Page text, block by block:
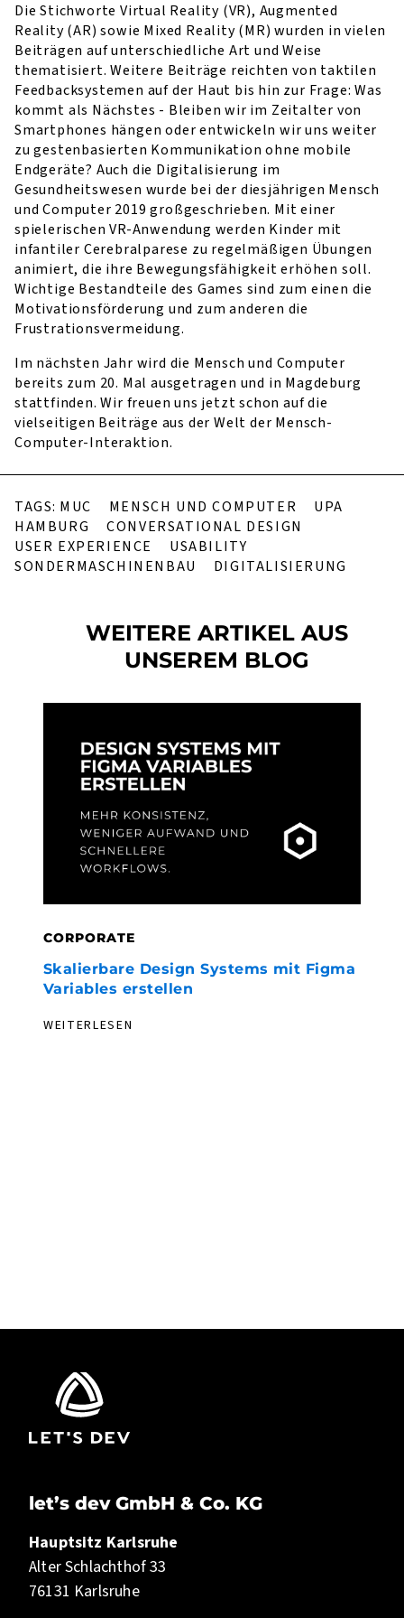
Die Stichworte Virtual Reality (VR), Augmented
Reality (AR) sowie Mixed Reality (MR) wurden in vielen
Beiträgen auf unterschiedliche Art und Weise
thematisiert. Weitere Beiträge reichten von taktilen
Feedbacksystemen auf der Haut bis hin zur Frage: Was
kommt als Nächstes - Bleiben wir im Zeitalter von
Smartphones hängen oder entwickeln wir uns weiter
zu gestenbasierten Kommunikation ohne mobile
Endgeräte? Auch die Digitalisierung im
Gesundheitswesen wurde bei der diesjährigen Mensch
und Computer 2019 großgeschrieben. Mit einer
spielerischen VR-Anwendung werden Kinder mit
infantiler Cerebralparese zu regelmäßigen Übungen
animiert, die ihre Bewegungsfähigkeit erhöhen soll.
Wichtige Bestandteile des Games sind zum einen die
Motivationsförderung und zum anderen die
Frustrationsvermeidung.
Im nächsten Jahr wird die Mensch und Computer
bereits zum 20. Mal ausgetragen und in Magdeburg
stattfinden. Wir freuen uns jetzt schon auf die
vielseitigen Beiträge aus der Welt der Mensch-
Computer-Interaktion.
TAGS: MUC MENSCH UND COMPUTER
UPA
HAMBURG
CONVERSATIONAL DESIGN
USER EXPERIENCE
USABILITY
SONDERMASCHINENBAU
DIGITALISIERUNG
WEITERE ARTIKEL AUS
UNSEREM BLOG
CORPORATE
Skalierbare Design Systems mit Figma
Variables erstellen
WEITERLESEN
let’s dev GmbH & Co. KG
Hauptsitz Karlsruhe
Alter Schlachthof 33
76131 Karlsruhe